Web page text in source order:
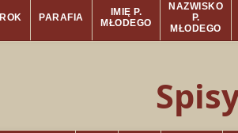
ROK PARAFIA
IMIĘ P.
MŁODEGO
NAZWISKO
P.
MŁODEGO